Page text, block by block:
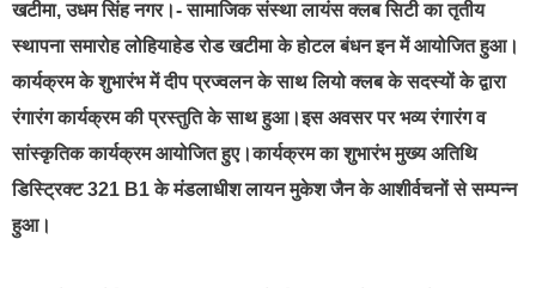
खटीमा, उधम सिंह नगर।- सामाजिक संस्था लायंस क्लब सिटी का तृतीय
स्थापना समारोह लोहियाहेड रोड खटीमा के होटल बंधन इन में आयोजित हुआ।
कार्यक्रम के शुभारंभ में दीप प्रज्वलन के साथ लियो क्लब के सदस्यों के द्वारा
रंगारंग कार्यक्रम की प्रस्तुति के साथ हुआ।इस अवसर पर भव्य रंगारंग व
सांस्कृतिक कार्यक्रम आयोजित हुए।कार्यक्रम का शुभारंभ मुख्य अतिथि
डिस्ट्रिक्ट 321 B1 के मंडलाधीश लायन मुकेश जैन के आशीर्वचनों से सम्पन्न
हुआ।